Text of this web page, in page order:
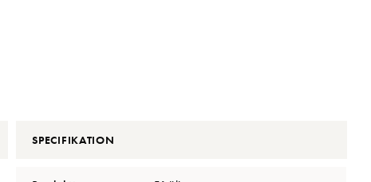
SPECIFIKATION